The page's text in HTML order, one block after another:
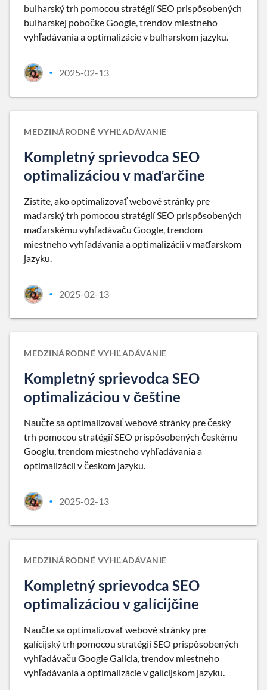
bulharský trh pomocou stratégií SEO prispôsobených
bulharskej pobočke Google, trendov miestneho
vyhľadávania a optimalizácie v bulharskom jazyku.
• 2025-02-13
MEDZINÁRODNÉ VYHĽADÁVANIE
Kompletný sprievodca SEO
optimalizáciou v maďarčine
Zistite, ako optimalizovať webové stránky pre
maďarský trh pomocou stratégií SEO prispôsobených
maďarskému vyhľadávaču Google, trendom
miestneho vyhľadávania a optimalizácii v maďarskom
jazyku.
• 2025-02-13
MEDZINÁRODNÉ VYHĽADÁVANIE
Kompletný sprievodca SEO
optimalizáciou v češtine
Naučte sa optimalizovať webové stránky pre český
trh pomocou stratégií SEO prispôsobených českému
Googlu, trendom miestneho vyhľadávania a
optimalizácii v českom jazyku.
• 2025-02-13
MEDZINÁRODNÉ VYHĽADÁVANIE
Kompletný sprievodca SEO
optimalizáciou v galícijčine
Naučte sa optimalizovať webové stránky pre
galícijský trh pomocou stratégií SEO prispôsobených
vyhľadávaču Google Galícia, trendov miestneho
vyhľadávania a optimalizácie v galícijskom jazyku.